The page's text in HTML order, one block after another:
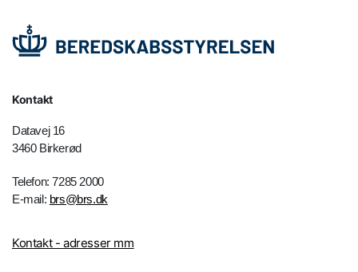
Kontakt
Datavej 16
3460 Birkerød
Telefon: 7285 2000
E-mail: brs@brs.dk
Kontakt - adresser mm